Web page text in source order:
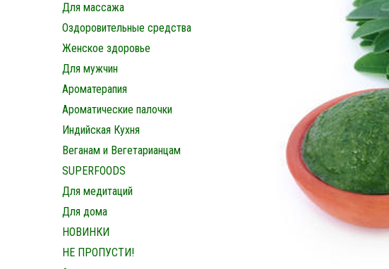
Для массажа
Оздоровительные средства
Женское здоровье
Для мужчин
Ароматерапия
Ароматические палочки
Индийская Кухня
Веганам и Вегетарианцам
SUPERFOODS
Для медитаций
Для дома
НОВИНКИ
НЕ ПРОПУСТИ!